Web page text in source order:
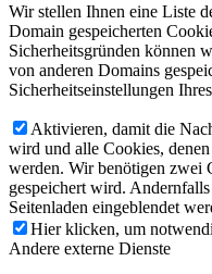
Wir stellen Ihnen eine Liste
Domain gespeicherten
Sicherheitsgründen können
von anderen Domains
Sicherheitseinstellungen
Aktivieren, damit die
wird und alle Cookies,
werden. Wir benötigen zwei
gespeichert wird.
Seitenladen eingeblendet
Hier klicken, um
Andere externe Dienste